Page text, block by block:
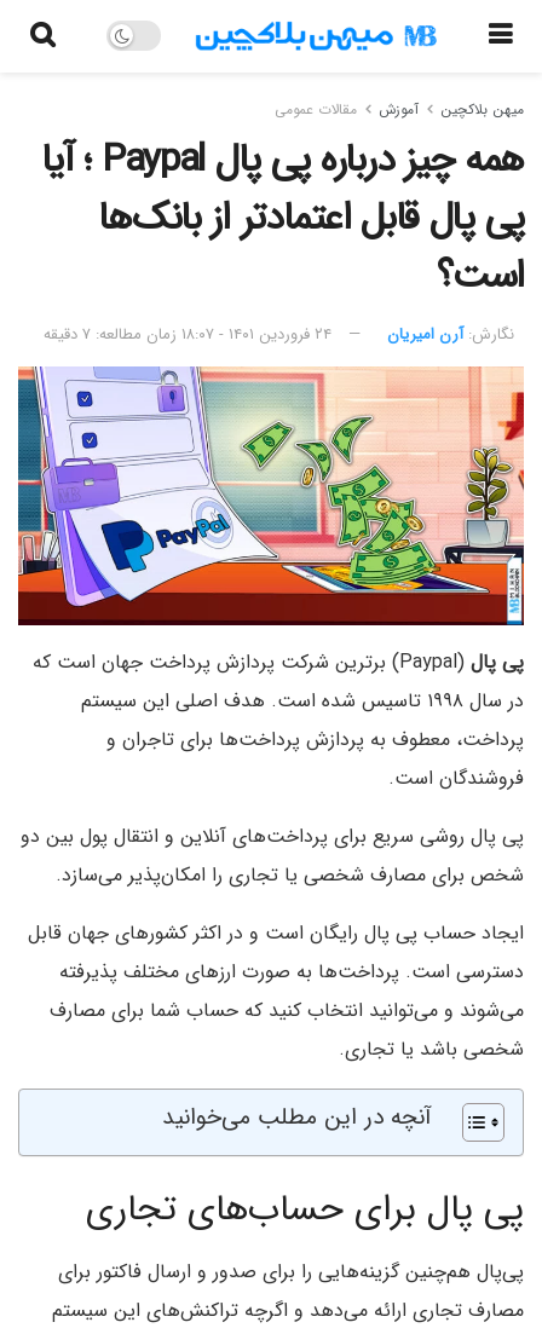
میهن بلاکچین آموزش مقالات عمومی
همه چیز درباره پی پال Paypal ؛ آیا
پی پال قابل اعتمادتر از بانک‌ها
است؟
نگارش:‌ آرن امیریان ۲۴ فروردین ۱۴۰۱ - ۱۸:۰۷ زمان مطالعه: ۷ دقیقه
پی پال
(Paypal) بر‌ترین شرکت پردازش پرداخت جهان است که
در سال ۱۹۹۸ تاسیس شده است. هدف اصلی این سیستم
پرداخت، معطوف به پردازش پرداخت‌ها برای تاجران و
فروشندگان است.
پی پال روشی سریع برای پرداخت‌های آنلاین و انتقال پول بین دو
شخص برای مصارف شخصی یا تجاری را امکان‌پذیر می‌سازد.
‌ایجاد حساب پی پال رایگان است و در اکثر کشورهای جهان قابل
دسترسی است. پرداخت‌ها به صورت ارزهای مختلف پذیرفته
می‌شوند و می‌توانید انتخاب کنید که حساب شما برای مصارف
شخصی باشد یا تجاری.
آنچه در این مطلب می‌خوانید
پی پال برای حساب‌های تجاری
پی‌پال هم‌چنین گزینه‌هایی را برای صدور و ارسال فاکتور برای
مصارف تجاری ارائه می‌دهد و اگرچه تراکنش‌های این سیستم